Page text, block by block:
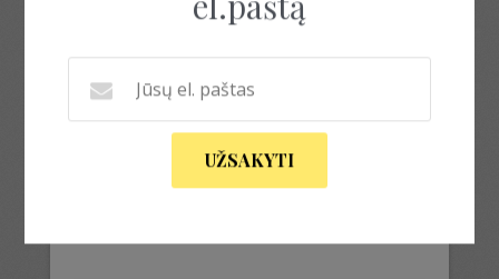
hdrpl
« Previous Image Next Image »
UŽSAKYTI